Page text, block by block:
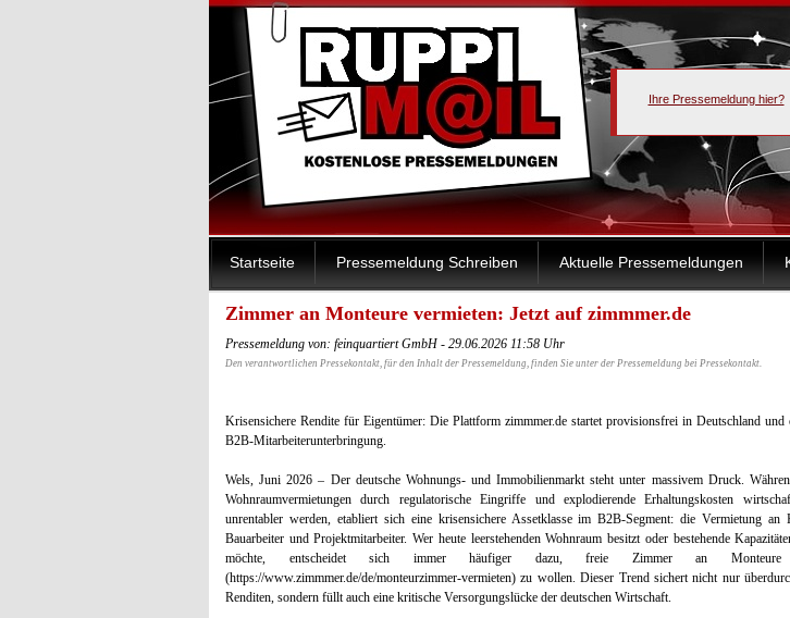
Ihre Pressemeldung hier?
Startseite Pressemeldung Schreiben Aktuelle Pressemeldungen
Zimmer an Monteure vermieten: Jetzt auf zimmmer.de
Pressemeldung von: feinquartiert GmbH - 29.06.2026 11:58 Uhr
Den verantwortlichen Pressekontakt, für den Inhalt der Pressemeldung, finden Sie unter der Pressemeldung bei Pressekontakt.
Krisensichere Rendite für Eigentümer: Die Plattform zimmmer.de startet provisionsfrei in Deutschland und
B2B-Mitarbeiterunterbringung.
Wels, Juni 2026 – Der deutsche Wohnungs- und Immobilienmarkt steht unter massivem Druck.
Wohnraumvermietungen durch regulatorische Eingriffe und explodierende Erhaltungskosten
unrentabler werden, etabliert sich eine krisensichere Assetklasse im B2B-Segment: die Vermietung an
Bauarbeiter und Projektmitarbeiter. Wer heute leerstehenden Wohnraum besitzt oder bestehende
möchte, entscheidet sich immer häufiger dazu, freie Zimmer an Monteure
(https://www.zimmmer.de/de/monteurzimmer-vermieten) zu wollen. Dieser Trend sichert nicht nur
Renditen, sondern füllt auch eine kritische Versorgungslücke der deutschen Wirtschaft.